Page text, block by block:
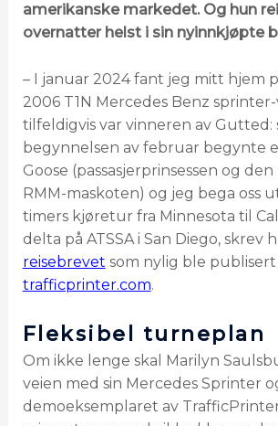
amerikanske markedet. Og hun
overnatter helst i sin nyinnkjøpte
– I januar 2024 fant jeg mitt hjem
2006 T1N Mercedes Benz
tilfeldigvis var vinneren av Gutted:
begynnelsen av februar begynte
Goose (passasjerprinsessen og den
RMM-maskoten) og jeg bega oss
timers kjøretur fra Minnesota til
delta på ATSSA i San Diego, skrev
reisebrevet som nylig ble publisert
trafficprinter.com.
Fleksibel turneplan
Om ikke lenge skal Marilyn
veien med sin Mercedes Sprinter
demoeksemplaret av